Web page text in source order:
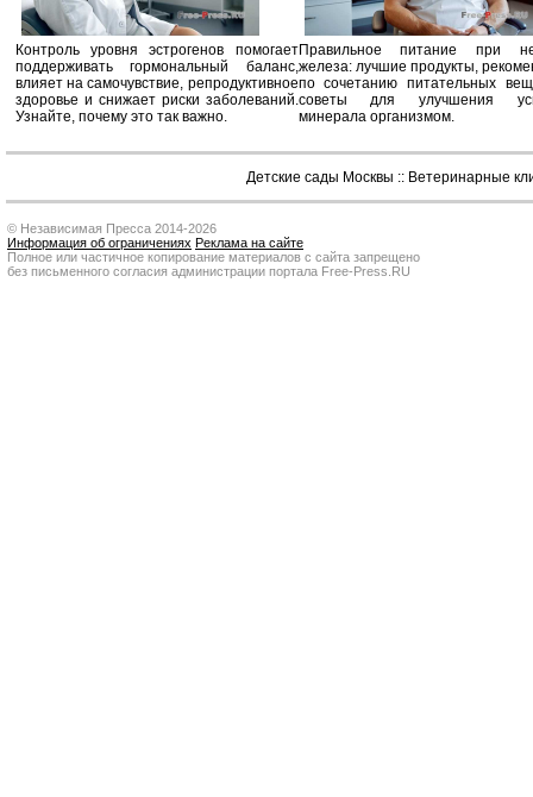
Контроль уровня эстрогенов помогает
поддерживать гормональный баланс,
влияет на самочувствие, репродуктивное
здоровье и снижает риски заболеваний.
Узнайте, почему это так важно.
Правильное питание при
железа: лучшие продукты,
по сочетанию питательных
советы для улучшения
минерала организмом.
Детские сады Москвы :: Ветеринарные
© Независимая Пресса 2014-2026
Информация об ограничениях Реклама на сайте
Полное или частичное копирование материалов с сайта запрещено
без письменного согласия администрации портала Free-Press.RU